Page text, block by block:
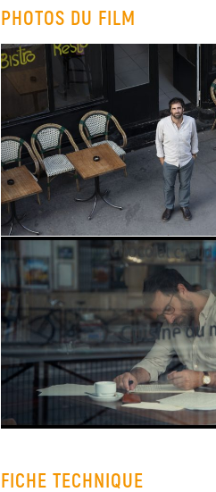
PHOTOS DU FILM
FICHE TECHNIQUE